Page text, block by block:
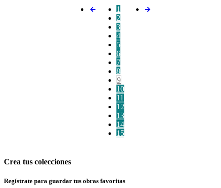
1
2
3
4
5
6
7
8
9
10
11
12
13
14
15
Crea tus colecciones
Regístrate para guardar tus obras favoritas